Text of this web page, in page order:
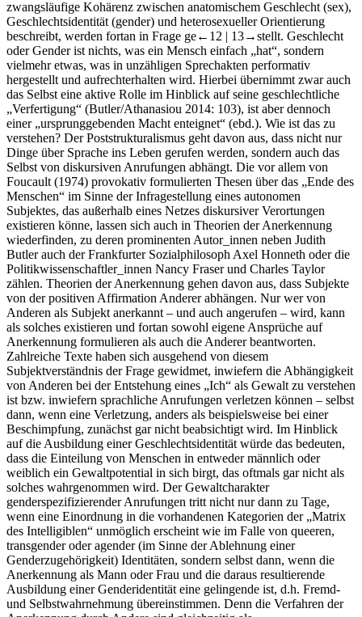
zwangsläufige Kohärenz zwischen anatomischem Geschlecht (sex),
Geschlechtsidentität (gender) und heterosexueller Orientierung
beschreibt, werden fortan in Frage ge←12 | 13→stellt. Geschlecht
oder Gender ist nichts, was ein Mensch einfach „hat“, sondern
vielmehr etwas, was in unzähligen Sprechakten performativ
hergestellt und aufrechterhalten wird. Hierbei übernimmt zwar auch
das Selbst eine aktive Rolle im Hinblick auf seine geschlechtliche
„Verfertigung“ (Butler/Athanasiou 2014: 103), ist aber dennoch
einer „ursprunggebenden Macht enteignet“ (ebd.). Wie ist das zu
verstehen? Der Poststrukturalismus geht davon aus, dass nicht nur
Dinge über Sprache ins Leben gerufen werden, sondern auch das
Selbst von diskursiven Anrufungen abhängt. Die vor allem von
Foucault (1974) provokativ formulierten Thesen über das „Ende des
Menschen“ im Sinne der Infragestellung eines autonomen
Subjektes, das außerhalb eines Netzes diskursiver Verortungen
existieren könne, lassen sich auch in Theorien der Anerkennung
wiederfinden, zu deren prominenten Autor_innen neben Judith
Butler auch der Frankfurter Sozialphilosoph Axel Honneth oder die
Politikwissenschaftler_innen Nancy Fraser und Charles Taylor
zählen. Theorien der Anerkennung gehen davon aus, dass Subjekte
von der positiven Affirmation Anderer abhängen. Nur wer von
Anderen als Subjekt anerkannt – und auch angerufen – wird, kann
als solches existieren und fortan sowohl eigene Ansprüche auf
Anerkennung formulieren als auch die Anderer beantworten.
Zahlreiche Texte haben sich ausgehend von diesem
Subjektverständnis der Frage gewidmet, inwiefern die Abhängigkeit
von Anderen bei der Entstehung eines „Ich“ als Gewalt zu verstehen
ist bzw. inwiefern sprachliche Anrufungen verletzen können – selbst
dann, wenn eine Verletzung, anders als beispielsweise bei einer
Beschimpfung, zunächst gar nicht beabsichtigt wird. Im Hinblick
auf die Ausbildung einer Geschlechtsidentität würde das bedeuten,
dass die Einteilung von Menschen in entweder männlich oder
weiblich ein Gewaltpotential in sich birgt, das oftmals gar nicht als
solches wahrgenommen wird. Der Gewaltcharakter
genderspezifizierender Anrufungen tritt nicht nur dann zu Tage,
wenn eine Einordnung in die vorhandenen Kategorien der „Matrix
des Intelligiblen“ unmöglich erscheint wie im Falle von queeren,
transgender oder agender (im Sinne der Ablehnung einer
Genderzugehörigkeit) Identitäten, sondern selbst dann, wenn die
Anerkennung als Mann oder Frau und die daraus resultierende
Ausbildung einer Genderidentität eine gelingende ist, d.h. Fremd-
und Selbstwahrnehmung übereinstimmen. Denn die Verfahren der